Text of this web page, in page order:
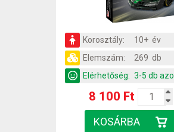
Korosztály:
10+ év
Elemszám:
269 db
Elérhetőség: 3-5 db
8 100 Ft